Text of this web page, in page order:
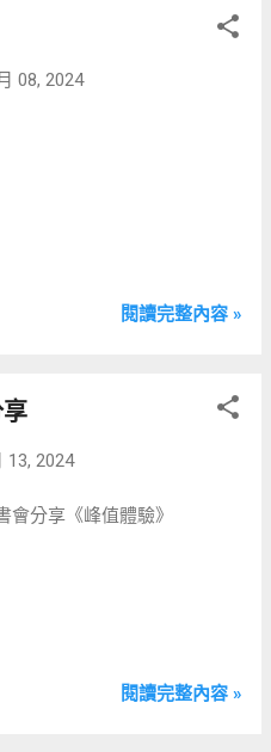
我們就會很容易信任他們。
顧客「值得信任」的人，並
08, 2024
閱讀完整內容 »
13, 2024
會分享《峰值體驗》
閱讀完整內容 »